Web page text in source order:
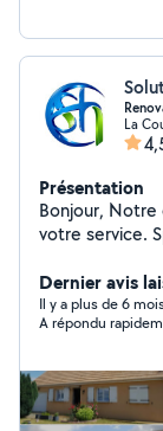
La
Présentation
Bonjour, Notre
votre service.
de rénovation.
artisans, nous
services.
/ PEINTURE /
contacter pour
Dernier avis
Il y a plus de 6
A répondu